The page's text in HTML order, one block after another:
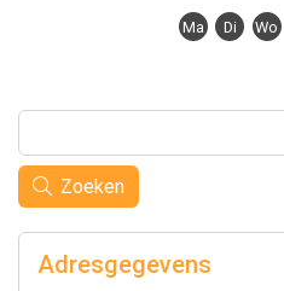
Ma Di Wo
Zoeken
Adresgegevens